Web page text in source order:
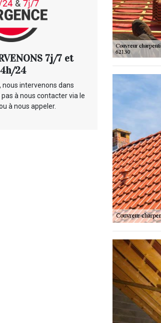
7j/7 et
24
nous intervenons dans
pas à nous contacter via le
à nous appeler.